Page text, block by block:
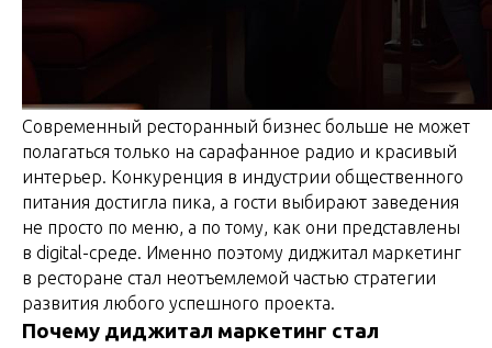
Современный ресторанный бизнес больше не может
полагаться только на сарафанное радио и красивый
интерьер. Конкуренция в индустрии общественного
питания достигла пика, а гости выбирают заведения
не просто по меню, а по тому, как они представлены
в digital-среде. Именно поэтому диджитал маркетинг
в ресторане стал неотъемлемой частью стратегии
развития любого успешного проекта.
Почему диджитал маркетинг стал